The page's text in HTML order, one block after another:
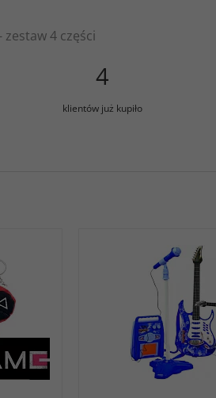
zestaw 4 części
4
klientów już kupiło